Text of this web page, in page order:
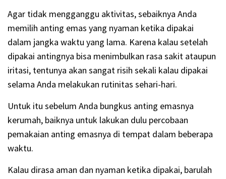
Agar tidak mengganggu aktivitas, sebaiknya Anda
memilih anting emas yang nyaman ketika dipakai
dalam jangka waktu yang lama. Karena kalau setelah
dipakai antingnya bisa menimbulkan rasa sakit ataupun
iritasi, tentunya akan sangat risih sekali kalau dipakai
selama Anda melakukan rutinitas sehari-hari.
Untuk itu sebelum Anda bungkus anting emasnya
kerumah, baiknya untuk lakukan dulu percobaan
pemakaian anting emasnya di tempat dalam beberapa
waktu.
Kalau dirasa aman dan nyaman ketika dipakai, barulah